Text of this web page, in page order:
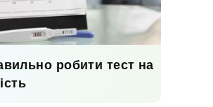
робити тест на